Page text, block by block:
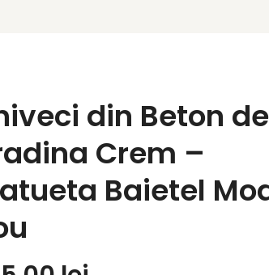
din Beton de
Crem –
Baietel